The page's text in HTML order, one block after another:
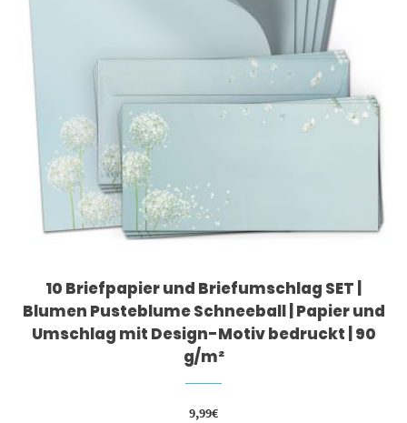
10 Briefpapier und Briefumschlag SET |
Blumen Pusteblume Schneeball | Papier und
Umschlag mit Design-Motiv bedruckt | 90
g/m²
9,99€